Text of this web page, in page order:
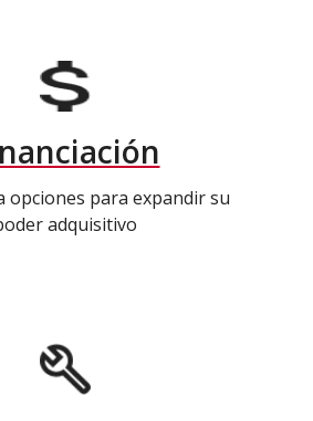
opciones para expandir su
adquisitivo